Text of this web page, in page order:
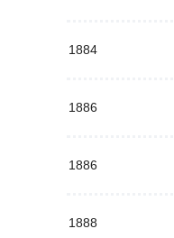
1884
1886
1886
1888